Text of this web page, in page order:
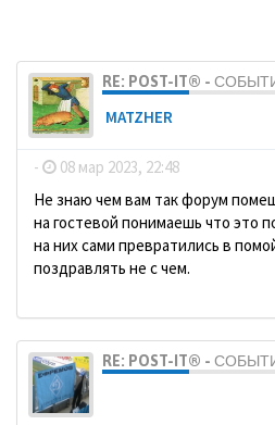
RE: POST-IT® -
MATZHER
- 08 мар 2023, 22:48
Не знаю чем вам так форум
на гостевой понимаешь что это
на них сами превратились в
поздравлять не с чем.
RE: POST-IT® -